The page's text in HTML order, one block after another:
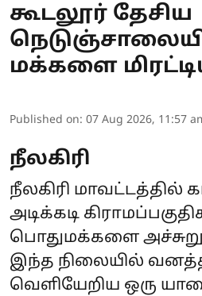
கூடலூர் தேசிய
மக்களை
Published on: 07 Aug 2026, 11:57
நீலகிரி
நீலகிரி மாவட்டத்தில்
அடிக்கடி
பொதுமக்களை
இந்த நிலையில்
வெளியேறிய ஒரு